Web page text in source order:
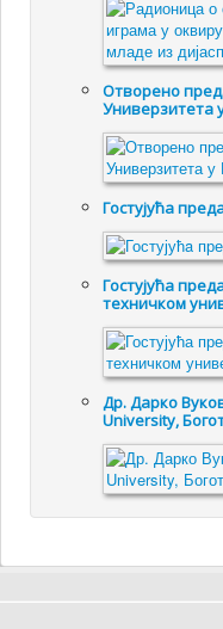
Отворено
Универзитета
Гостујућa
Гостујућа
техничком
Др. Дарко
University,